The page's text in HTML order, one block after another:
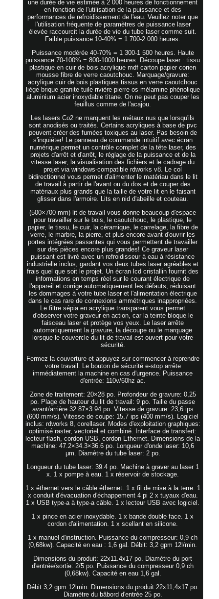
une durée de vie estimée à 2 000 heures de fonctionnement
en fonction de l'utilisation de la puissance et des
performances de refroidissement de l'eau. Veuillez noter que
l'utilisation fréquente de paramètres de puissance laser
élevée raccourcit la durée de vie du tube laser comme suit.
Faible puissance 10-40% = 1 700-2 000 heures.
Puissance modérée 40-70% = 1 300-1 500 heures. Haute
puissance 70-100% = 800-1000 heures. Découpe laser : tissu
plastique en cuir de bois acrylique mdf carton papier corien
mousse fibre de verre caoutchouc. Marquage/gravure:
acrylique cuir de bois plastiques tissus en verre caoutchouc
liège brique granite tuile rivière pierre os mélamine phénolique
aluminium acier inoxydable titane. On ne peut pas couper les
feuillus comme de l'acajou.
Les lasers Co2 ne marquent les métaux nus que lorsqu'ils
sont anodisés ou traités. Certains acryliques à base de pvc
peuvent créer des fumées toxiques au laser. Pas besoin de
s'inquiéter! Le panneau de commande intuitif avec écran
numérique permet un contrôle complet de la tête laser, des
projets d'arrêt et d'arrêt, le réglage de la puissance et de la
vitesse laser, la visualisation des fichiers et le cadrage du
projet via windows-compatible rdworks v8. Le col
bidirectionnel vous permet d'alimenter le matériau dans le lit
de travail à partir de l'avant ou du dos et de couper des
matériaux plus grands que la taille de votre lit en le faisant
glisser dans l'armoire. Lits en nid d'abeille et couteau.
(500×700 mm) lit de travail vous donne beaucoup d'espace
pour travailler sur le bois, le caoutchouc, le plastique, le
papier, le tissu, le cuir, la céramique, le carrelage, la fibre de
verre, le marbre, la pierre, et plus encore avant d'ouvrir les
portes intégrées passantes qui vous permettent de travailler
sur des pièces encore plus grandes! Ce graveur laser
puissant est livré avec un refroidisseur à eau à résistance
industrielle inclus, gardant vos deux tubes laser agréables et
frais quel que soit le projet. Un écran lcd cristallin fournit des
informations en temps réel sur le courant électrique de
l'appareil et corrige automatiquement les défauts, réduisant
les dommages à votre tube laser et l'alimentation électrique
dans le cas rare de connexions ammétriques inappropriées.
Le filtre sépia en acrylique transparent vous permet
d'observer votre graveur en action, car la teinte bloque le
faisceau laser et protège vos yeux. Le laser arrête
automatiquement la gravure, la découpe ou le marquage
lorsque le couvercle du lit de travail est ouvert pour votre
sécurité.
Fermez la couverture et appuyez sur commencer à reprendre
votre travail. Le bouton de sécurité e-stop arrête
immédiatement la machine en cas d'urgence. Puissance
d'entrée: 110v/60hz ac.
Zone de traitement: 20×28 po. Profondeur de gravure: 0,25
po. Plage de hauteur du lit de travail: 9 po. Taille du passe
avant/arrière 32.87×3.94 po. Vitesse de gravure: 23,6 ips
(600 mm/s). Vitesse de coupe: 15,7 ips (400 mm/s). Logiciel
inclus: rdworks 8, corellaser. Modes d'exploitation graphiques:
optimisé raster, vectoriel et combiné. Interface de transfert:
lecteur flash, cordon USB, cordon Ethernet. Dimensions de la
machine: 47.2×34.3×36.6 po. Longueur d'onde laser: 10,6
μm. Diamètre du tube laser: 2 po.
Longueur du tube laser: 39.4 po. Machine à graver au laser 1
x. 1 x pompe à eau. 1 x réservoir de stockage.
1 x éthernet vers le câble éthernet. 1 x fil de mise à la terre. 1
x conduit d'évacuation d'échappement 4 pi 2 x tuyaux d'eau.
1 x USB type-a à type-a câble. 1 x lecteur USB avec logiciel.
1 x pince en acier inoxydable. 1 x bande double face. 1 x
cordon d'alimentation. 1 x scellant en silicone.
1 x manuel d'instruction. Puissance du compresseur: 0,9 ch
(0,68kw). Capacité en eau : 1,6 gal. Débit: 3,2 gpm 12l/min.
Dimensions du produit: 22x11.4x17 po. Diamètre du port
d'entrée/sortie: 2/5 po. Puissance du compresseur 0,9 ch
(0,68kw). Capacité en eau 1,6 gal.
Débit 3,2 gpm 12lmin. Dimensions du produit 22x11,4x17 po.
Diamètre du bâbord d'entrée 25 po.